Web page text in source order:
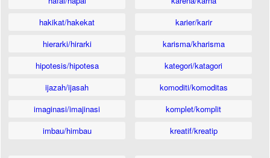
hakikat/hakekat
hierarki/hirarki
hipotesis/hipotesa
ijazah/ijasah
imaginasi/imajinasi
imbau/himbau
karier/karir
karisma/kharisma
kategori/katagori
komoditi/komoditas
komplet/komplit
kreatif/kreatip